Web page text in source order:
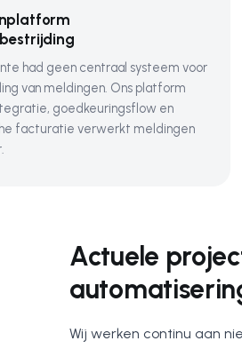
had geen centraal systeem voor
van meldingen. Ons platform
goedkeuringsflow en
facturatie verwerkt meldingen
Actuele
Wij werken continu aan